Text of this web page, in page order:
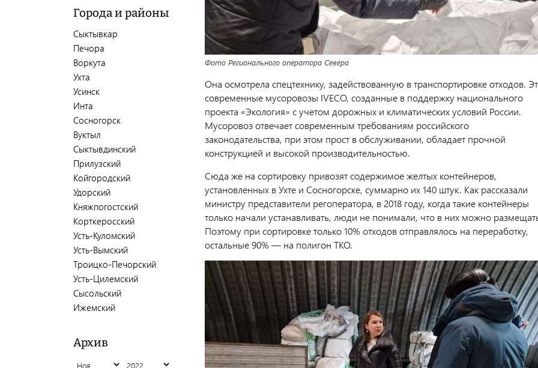
Города и районы
Сыктывкар
Печора
Воркута
Ухта
Усинск
Инта
Сосногорск
Вуктыл
Сыктывдинский
Прилузский
Койгородский
Удорский
Княжпогостский
Корткеросский
Усть-Куломский
Усть-Вымский
Троицко-Печорский
Усть-Цилемский
Сысольский
Ижемский
Архив
Фото Регионального оператора Севера
Она осмотрела спецтехнику, задействованную в транспортировке отходов.
современные мусоровозы IVECO, созданные в поддержку национального
проекта «Экология» с учетом дорожных и климатических условий России.
Мусоровоз отвечает современным требованиям российского
законодательства, при этом прост в обслуживании, обладает прочной
конструкцией и высокой производительностью.
Сюда же на сортировку привозят содержимое желтых контейнеров,
установленных в Ухте и Сосногорске, суммарно их 140 штук. Как рассказали
министру представители регоператора, в 2018 году, когда такие контейнеры
только начали устанавливать, люди не понимали, что в них можно
Поэтому при сортировке только 10% отходов отправлялось на переработку,
остальные 90% — на полигон ТКО.